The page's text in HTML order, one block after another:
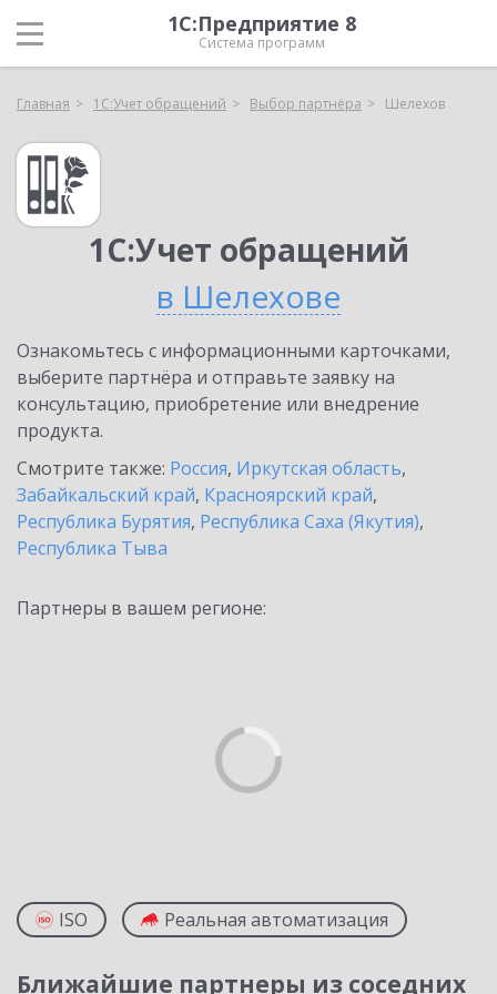
1С:Предприятие 8
Система программ
Главная 1С:Учет обращений Выбор партнёра Шелехов
1С:Учет обращений
в Шелехове
Ознакомьтесь с информационными карточками,
выберите партнёра и отправьте заявку на
консультацию, приобретение или внедрение
продукта.
Смотрите также: Россия, Иркутская область,
Забайкальский край, Красноярский край,
Республика Бурятия, Республика Саха (Якутия),
Республика Тыва
Партнеры в вашем регионе:
ISO Реальная автоматизация
Ближайшие партнеры из соседних